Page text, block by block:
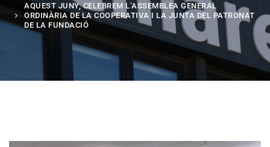
AQUEST JUNY, CELEBREM L’ASSEMBLEA GENERAL
ORDINÀRIA DE LA COOPERATIVA I LA JUNTA DEL PATRONAT
DE LA FUNDACIÓ